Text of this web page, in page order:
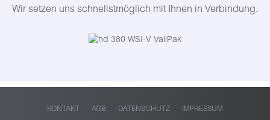
Wir setzen uns schnellstmöglich mit Ihnen in Verbindung.
KONTAKT AGB DATENSCHUTZ IMPRESSUM